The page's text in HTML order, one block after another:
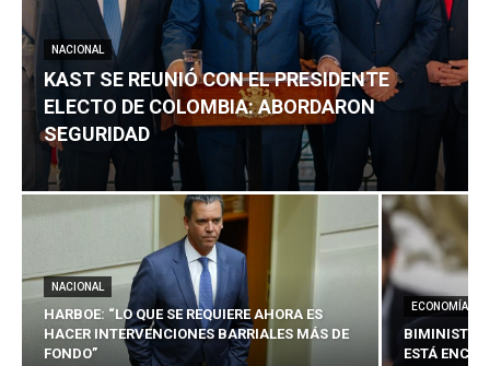
NACIONAL
KAST SE REUNIÓ CON EL PRESIDENTE
ELECTO DE COLOMBIA: ABORDARON
SEGURIDAD
NACIONAL
HARBOE: “LO QUE SE REQUIERE AHORA ES
HACER INTERVENCIONES BARRIALES MÁS DE
FONDO”
ECONOMÍA
BIMINISTRO
ESTÁ